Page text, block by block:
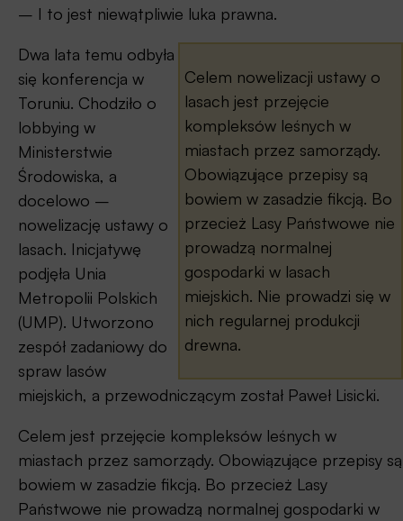
– I to jest niewątpliwie luka prawna.
Celem nowelizacji ustawy o
lasach jest przejęcie
kompleksów leśnych w
miastach przez samorządy.
Obowiązujące przepisy są
bowiem w zasadzie fikcją. Bo
przecież Lasy Państwowe nie
prowadzą normalnej
gospodarki w lasach
miejskich. Nie prowadzi się w
nich regularnej produkcji
drewna.
Dwa lata temu odbyła
się konferencja w
Toruniu. Chodziło o
lobbying w
Ministerstwie
Środowiska, a
docelowo –
nowelizację ustawy o
lasach. Inicjatywę
podjęła Unia
Metropolii Polskich
(UMP). Utworzono
zespół zadaniowy do
spraw lasów
miejskich, a przewodniczącym został Paweł Lisicki.
Celem jest przejęcie kompleksów leśnych w
miastach przez samorządy. Obowiązujące przepisy są
bowiem w zasadzie fikcją. Bo przecież Lasy
Państwowe nie prowadzą normalnej gospodarki w